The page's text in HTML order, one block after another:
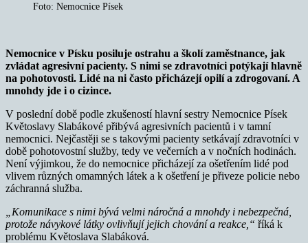
Foto: Nemocnice Písek
Nemocnice v Písku posiluje ostrahu a školí zaměstnance, jak
zvládat agresivní pacienty. S nimi se zdravotníci potýkají hlavně
na pohotovosti. Lidé na ni často přicházejí opilí a zdrogovaní. A
mnohdy jde i o cizince.
V poslední době podle zkušeností hlavní sestry Nemocnice Písek
Květoslavy Slabákové přibývá agresivních pacientů i v tamní
nemocnici. Nejčastěji se s takovými pacienty setkávají zdravotníci v
době pohotovostní služby, tedy ve večerních a v nočních hodinách.
Není výjimkou, že do nemocnice přicházejí za ošetřením lidé pod
vlivem různých omamných látek a k ošetření je přiveze policie nebo
záchranná služba.
„Komunikace s nimi bývá velmi náročná a mnohdy i nebezpečná,
protože návykové látky ovlivňují jejich chování a reakce,“ říká k
problému Květoslava Slabáková.